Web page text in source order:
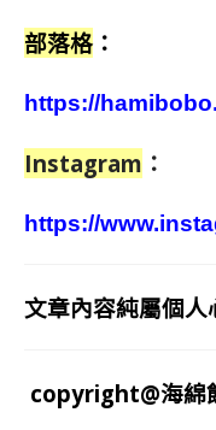
部落格 ：
https://
Instagram ：
https://
文章內容純屬個人
copyright@海綿